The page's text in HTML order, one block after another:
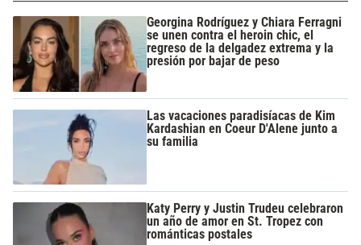
Georgina Rodríguez y Chiara Ferragni
se unen contra el heroin chic, el
regreso de la delgadez extrema y la
presión por bajar de peso
Las vacaciones paradisíacas de Kim
Kardashian en Coeur D'Alene junto a
su familia
Katy Perry y Justin Trudeu celebraron
un año de amor en St. Tropez con
románticas postales